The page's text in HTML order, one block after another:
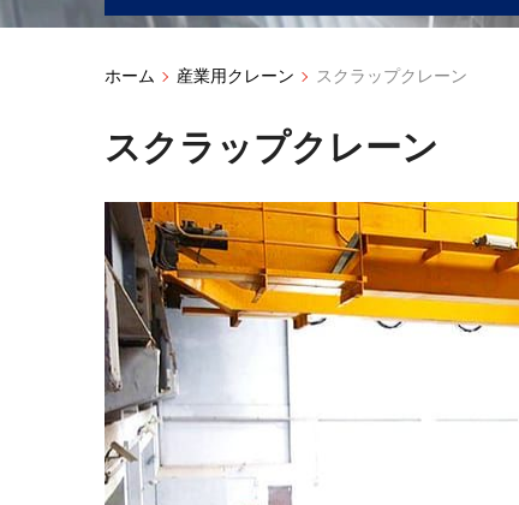
ホーム 産業用クレーン スクラップクレーン
スクラップクレーン